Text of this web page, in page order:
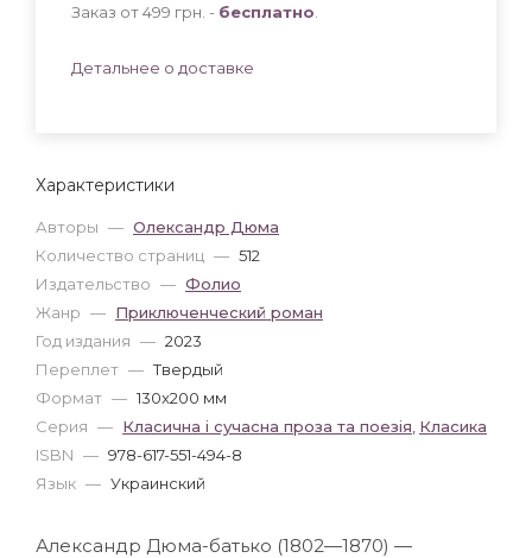
Характеристики
Авторы — Олександр Дюма
Количество страниц — 512
Издательство — Фолио
Жанр — Приключенческий роман
Год издания — 2023
Переплет — Твердый
Формат — 130x200 мм
Серия — Класична і сучасна проза та поезія Класика
ISBN — 978-617-551-494-8
Язык — Украинский
Заказ от 499 грн. - бесплатно
Детальнее о доставке
Александр Дюма-батько (1802—1870) —